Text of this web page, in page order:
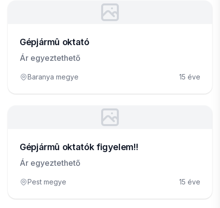
Gépjármû oktató
Ár egyeztethető
Baranya megye 15 éve
Gépjármû oktatók figyelem!!
Ár egyeztethető
Pest megye 15 éve